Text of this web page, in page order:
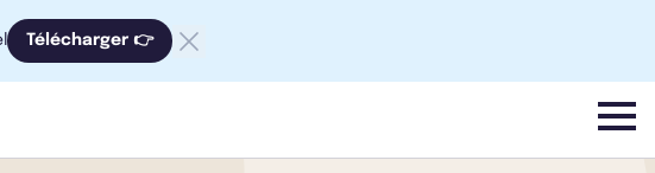
Télécharger 👉
menu